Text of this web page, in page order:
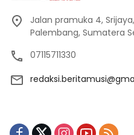
Jalan pramuka 4,
Palembang, Sumatera
07115711330